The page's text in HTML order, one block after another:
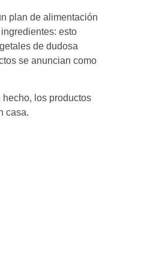
plan de alimentación
esto
de dudosa
se anuncian como
los productos
casa.